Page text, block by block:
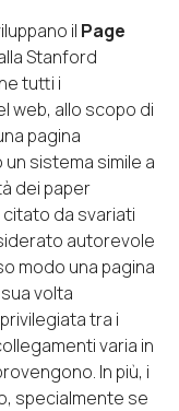
il Page
Stanford
tutti i
web, allo scopo di
pagina
sistema simile a
dei paper
da svariati
autorevole
modo una pagina
volta
tra i
varia in
In più, i
specialmente se